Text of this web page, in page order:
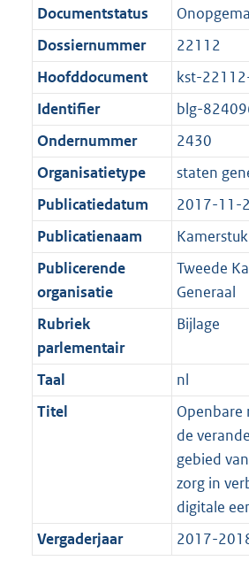
t
i
e
n
f
o
r
m
a
a
t
:
9
8
K
b
s
r
o
o
t
e
1
K
b
r
t
t
e
:
Documentstatus
Dossiernummer
22112
Hoofddocument
kst-
Identifier
blg-
Ondernummer
2430
Organisatietype
staten
Publicatiedatum
2017-11-
Publicatienaam
Kamerstuk
Publicerende
organisatie
Tweede
Generaal
Rubriek
parlementair
Bijlage
Taal
nl
Titel
Openbare
de
gebied
zorg in
digitale
Vergaderjaar
2017-